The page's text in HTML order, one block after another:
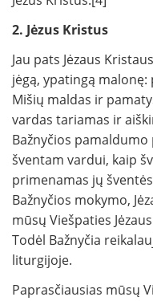
2. Jėzus Kristus
Jau pats Jėzaus
jėgą, ypatingą malonę:
Mišių maldas ir
vardas tariamas ir
Bažnyčios
šventam vardui, kaip
primenamas jų
Bažnyčios mokymo,
mūsų Viešpaties
Todėl Bažnyčia
liturgijoje.
Paprasčiausias mūsų